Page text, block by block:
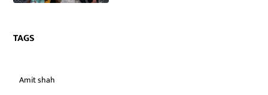
TAGS
Amit shah